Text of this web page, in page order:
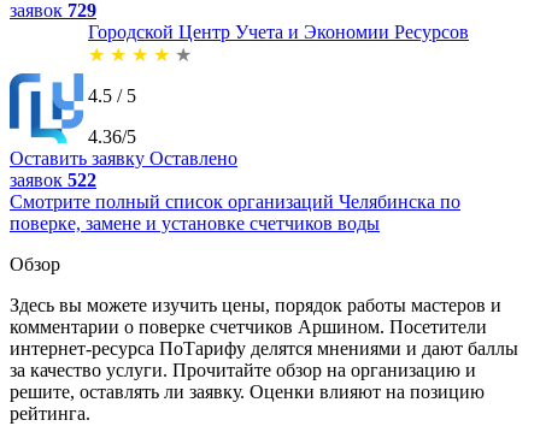
заявок 729
Городской Центр Учета и Экономии Ресурсов
★ ★ ★ ★ ★
4.5 / 5
4.36/5
Оставить заявку Оставлено
заявок 522
Смотрите полный список организаций Челябинска по
поверке, замене и установке счетчиков воды
Обзор
Здесь вы можете изучить цены, порядок работы мастеров и
комментарии о поверке счетчиков Аршином. Посетители
интернет-ресурса ПоТарифу делятся мнениями и дают баллы
за качество услуги. Прочитайте обзор на организацию и
решите, оставлять ли заявку. Оценки влияют на позицию
рейтинга.